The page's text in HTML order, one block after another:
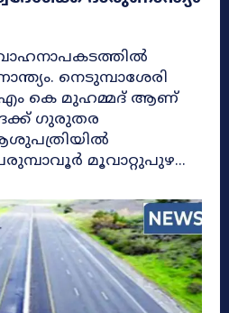
വാഹനാപകടത്തിൽ
നെടുമ്പാശേരി
കെ മുഹമ്മദ് ആണ്
​ഗുരുതര
മൂവാറ്റുപുഴ...